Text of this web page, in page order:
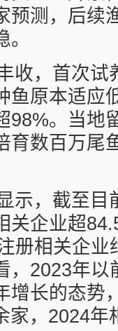
预测，后续
收，首次试
鱼原本适应
98%。当地
育数百万尾
示，截至目
关企业超
册相关企业
，2023年以
增长的态势
家，2024年